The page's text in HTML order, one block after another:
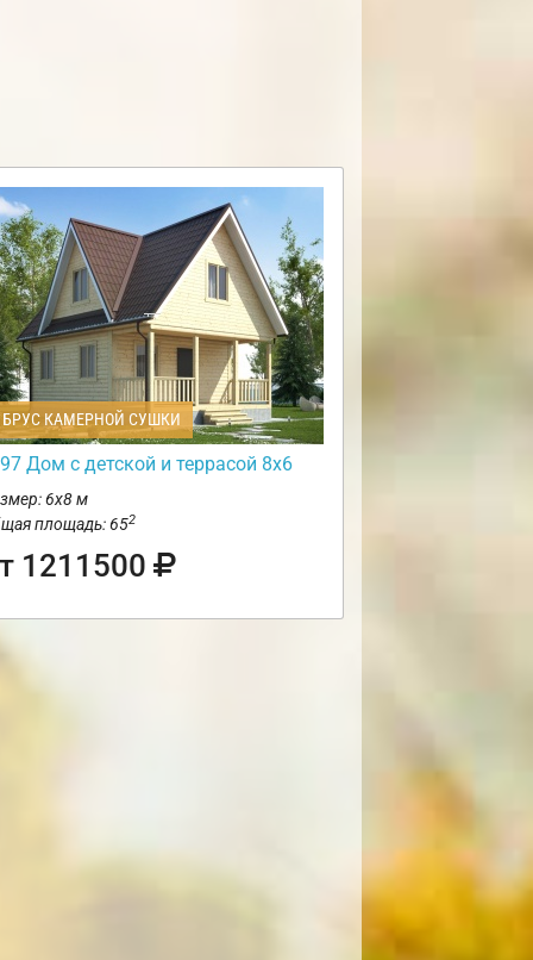
КАМЕРНОЙ СУШКИ
Дом с детской и террасой 8х6
6х8 м
площадь: 652
1211500